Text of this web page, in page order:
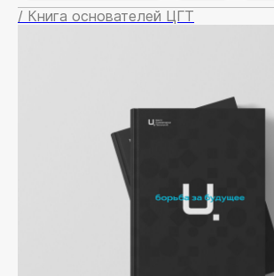
/ Книга основателей ЦГТ